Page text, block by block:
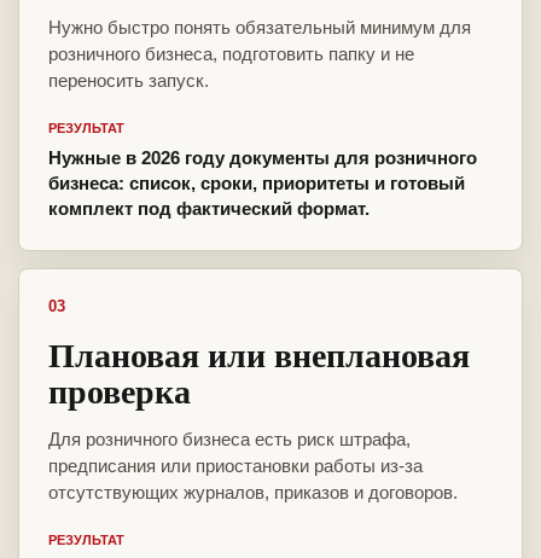
Нужно быстро понять обязательный минимум для
розничного бизнеса, подготовить папку и не
переносить запуск.
РЕЗУЛЬТАТ
Нужные в 2026 году документы для розничного
бизнеса: список, сроки, приоритеты и готовый
комплект под фактический формат.
03
Плановая или внеплановая
проверка
Для розничного бизнеса есть риск штрафа,
предписания или приостановки работы из-за
отсутствующих журналов, приказов и договоров.
РЕЗУЛЬТАТ